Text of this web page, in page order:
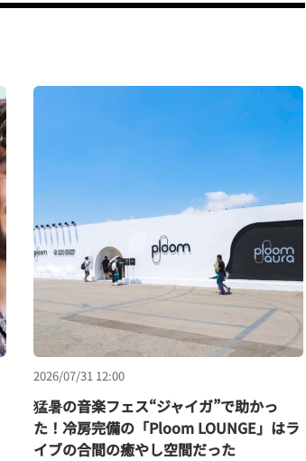
2026/07/31 12:00
猛暑の音楽フェス“ジャイガ”で助かっ
た！冷房完備の「Ploom LOUNGE」はラ
イブの合間の癒やし空間だった